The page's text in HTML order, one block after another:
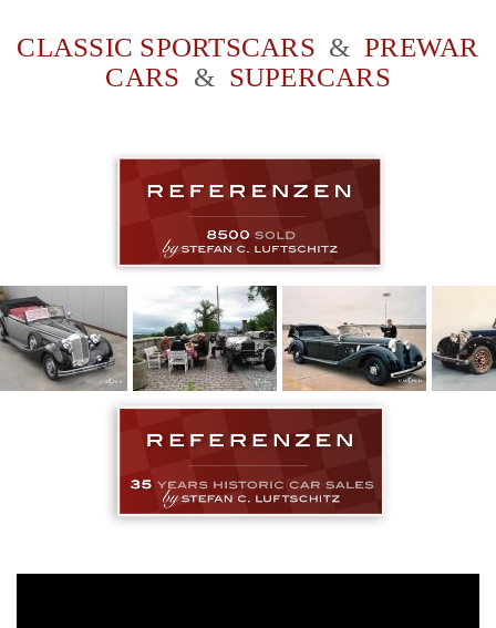
CLASSIC SPORTSCARS &PREWAR
CARS & SUPERCARS